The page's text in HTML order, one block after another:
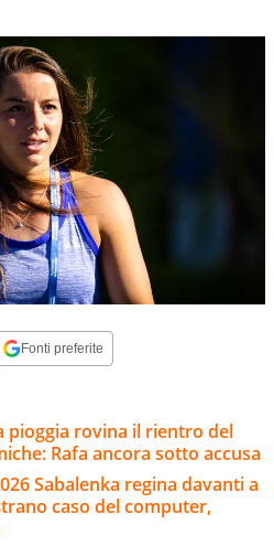
Fonti preferite
pioggia rovina il rientro del
Rafa ancora sotto accusa
Sabalenka regina davanti a
caso del computer,